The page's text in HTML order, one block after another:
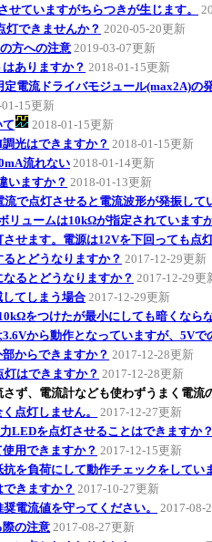
せていますがちらつきが生じます。
灯できませんか？ 2020-05-20更新
方への注意 2019-03-07更新
ありますか？ 2018-01-15更新
電流ドライバモジュール(max2A)の
15更新
2018-01-15更新
光はできますか？ 2018-01-15更新
流れない2018-01-14更新
いますか？ 2018-01-13更新
で点灯させると電流波形が発振して
リュームは10kΩが指定されています
せます。電源は12Vを下回っても点
とどうなりますか？ 2017-12-29更新
るとどうなりますか？ 2017-12-29更
てしまう場合 2017-12-29更新
をつけたが最小にしても暗くならな
から動作となっていますが、5Vで
からできますか？ 2017-12-28更新
はできますか？ 2017-12-28更新
ず、電流計なども使わずうまく電流
点灯しません。
2017-12-27更新
LEDを点灯させることはできますか？
用できますか？ 2017-12-15更新
を負荷にして動作チェックをしてい
きますか？ 2017-10-27更新
電流値を守ってください。
2017-08-
際の注意 2017-08-27更新